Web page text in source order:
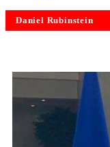
Daniel Rubinstein